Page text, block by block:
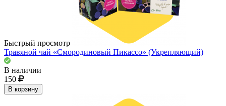
Быстрый просмотр
Травяной чай «Смородиновый Пикассо» (Укрепляющий)
В наличии
150
В корзину